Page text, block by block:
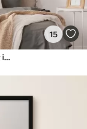
15
Ruhige Berglandschaft mit Spiegelung im Wasser